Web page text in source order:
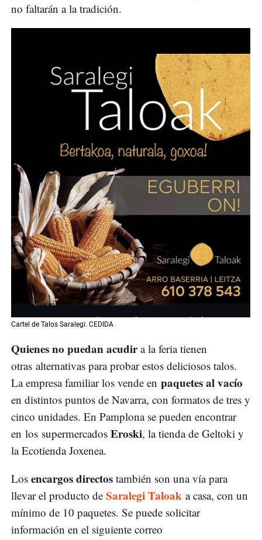
no faltarán a la tradición.
Cartel de Talos Saralegi. CEDIDA
Quienes no puedan acudira la feria tienen
otras alternativas para probar estos deliciosos talos.
La empresa familiar los vende en paquetes al vacío
en distintos puntos de Navarra, con formatos de tres y
cinco unidades. En Pamplona se pueden encontrar
en los supermercados Eroski, la tienda de Geltoki y
la Ecotienda Joxenea.
Los encargos directos también son una vía para
llevar el producto de Saralegi Taloak a casa, con un
mínimo de 10 paquetes. Se puede solicitar
información en el siguiente correo